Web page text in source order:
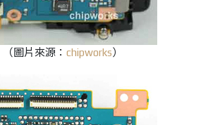
（圖片來源： chipworks）